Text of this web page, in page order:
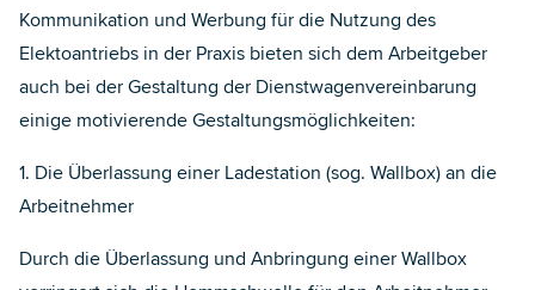
Kommunikation und Werbung für die Nutzung des
Elektoantriebs in der Praxis bieten sich dem Arbeitgeber
auch bei der Gestaltung der Dienstwagenvereinbarung
einige motivierende Gestaltungsmöglichkeiten:
1. Die Überlassung einer Ladestation (sog. Wallbox) an die
Arbeitnehmer
Durch die Überlassung und Anbringung einer Wallbox